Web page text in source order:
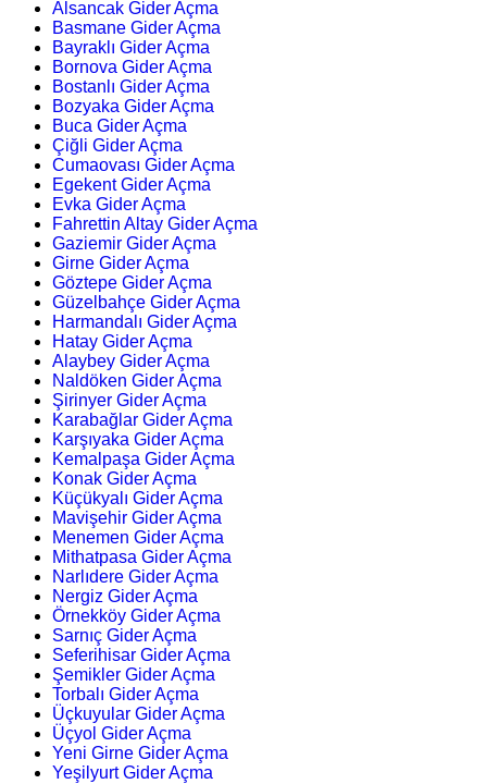
Alsancak Gider Açma
Basmane Gider Açma
Bayraklı Gider Açma
Bornova Gider Açma
Bostanlı Gider Açma
Bozyaka Gider Açma
Buca Gider Açma
Çiğli Gider Açma
Cumaovası Gider Açma
Egekent Gider Açma
Evka Gider Açma
Fahrettin Altay Gider Açma
Gaziemir Gider Açma
Girne Gider Açma
Göztepe Gider Açma
Güzelbahçe Gider Açma
Harmandalı Gider Açma
Hatay Gider Açma
Alaybey Gider Açma
Naldöken Gider Açma
Şirinyer Gider Açma
Karabağlar Gider Açma
Karşıyaka Gider Açma
Kemalpaşa Gider Açma
Konak Gider Açma
Küçükyalı Gider Açma
Mavişehir Gider Açma
Menemen Gider Açma
Mithatpasa Gider Açma
Narlıdere Gider Açma
Nergiz Gider Açma
Örnekköy Gider Açma
Sarnıç Gider Açma
Seferihisar Gider Açma
Şemikler Gider Açma
Torbalı Gider Açma
Üçkuyular Gider Açma
Üçyol Gider Açma
Yeni Girne Gider Açma
Yeşilyurt Gider Açma